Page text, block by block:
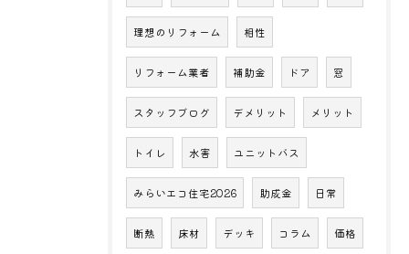
理想のリフォーム 相性
リフォーム業者 補助金 ドア 窓
スタッフブログ デメリット メリット
トイレ 水害 ユニットバス
みらいエコ住宅2026 助成金 日常
断熱 床材 デッキ コラム 価格